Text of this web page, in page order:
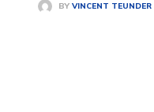
BY VINCENT TEUNDER